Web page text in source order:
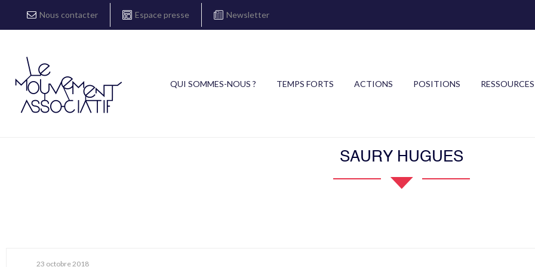
Nous contacter Espace presse Newsletter
QUI SOMMES-NOUS ? TEMPS FORTS ACTIONS POSITIONS RESSOURCES
SAURY HUGUES
23 octobre 2018